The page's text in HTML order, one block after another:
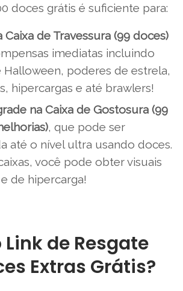
doces grátis é suficiente para:
de Travessura (99 doces)
imediatas incluindo
Halloween, poderes de estrela,
hipercargas e até brawlers!
na Caixa de Gostosura (99
, que pode ser
até o nível ultra usando doces.
você pode obter visuais
de hipercarga!
Link de Resgate
Extras Grátis?